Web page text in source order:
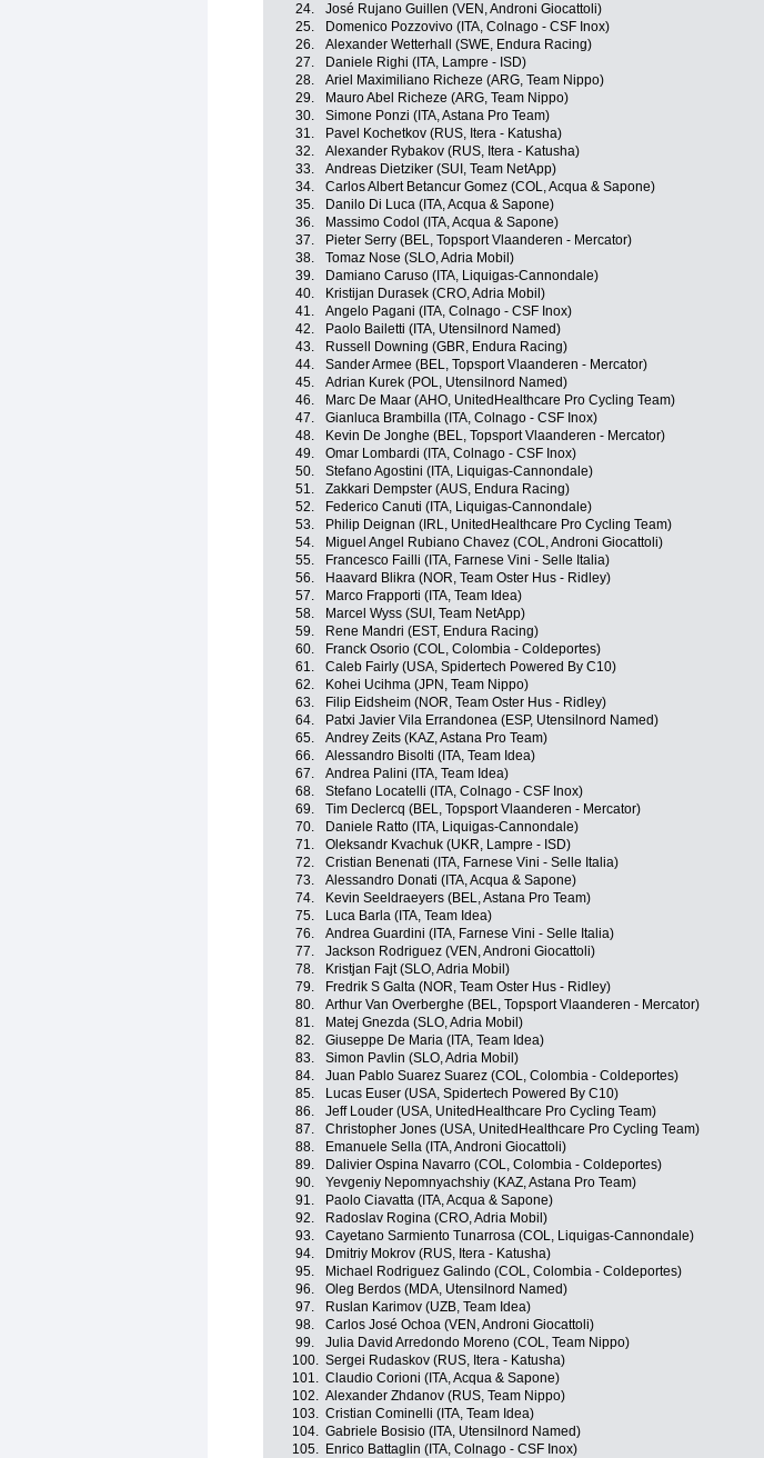
24.
José Rujano Guillen (VEN, Androni Giocattoli)
25.
Domenico Pozzovivo (ITA, Colnago - CSF Inox)
26.
Alexander Wetterhall (SWE, Endura Racing)
27.
Daniele Righi (ITA, Lampre - ISD)
28.
Ariel Maximiliano Richeze (ARG, Team Nippo)
29.
Mauro Abel Richeze (ARG, Team Nippo)
30.
Simone Ponzi (ITA, Astana Pro Team)
31.
Pavel Kochetkov (RUS, Itera - Katusha)
32.
Alexander Rybakov (RUS, Itera - Katusha)
33.
Andreas Dietziker (SUI, Team NetApp)
34.
Carlos Albert Betancur Gomez (COL, Acqua & Sapone)
35.
Danilo Di Luca (ITA, Acqua & Sapone)
36.
Massimo Codol (ITA, Acqua & Sapone)
37.
Pieter Serry (BEL, Topsport Vlaanderen - Mercator)
38.
Tomaz Nose (SLO, Adria Mobil)
39.
Damiano Caruso (ITA, Liquigas-Cannondale)
40.
Kristijan Durasek (CRO, Adria Mobil)
41.
Angelo Pagani (ITA, Colnago - CSF Inox)
42.
Paolo Bailetti (ITA, Utensilnord Named)
43.
Russell Downing (GBR, Endura Racing)
44.
Sander Armee (BEL, Topsport Vlaanderen - Mercator)
45.
Adrian Kurek (POL, Utensilnord Named)
46.
Marc De Maar (AHO, UnitedHealthcare Pro Cycling Team)
47.
Gianluca Brambilla (ITA, Colnago - CSF Inox)
48.
Kevin De Jonghe (BEL, Topsport Vlaanderen - Mercator)
49.
Omar Lombardi (ITA, Colnago - CSF Inox)
50.
Stefano Agostini (ITA, Liquigas-Cannondale)
51.
Zakkari Dempster (AUS, Endura Racing)
52.
Federico Canuti (ITA, Liquigas-Cannondale)
53.
Philip Deignan (IRL, UnitedHealthcare Pro Cycling Team)
54.
Miguel Angel Rubiano Chavez (COL, Androni Giocattoli)
55.
Francesco Failli (ITA, Farnese Vini - Selle Italia)
56.
Haavard Blikra (NOR, Team Oster Hus - Ridley)
57.
Marco Frapporti (ITA, Team Idea)
58.
Marcel Wyss (SUI, Team NetApp)
59.
Rene Mandri (EST, Endura Racing)
60.
Franck Osorio (COL, Colombia - Coldeportes)
61.
Caleb Fairly (USA, Spidertech Powered By C10)
62.
Kohei Ucihma (JPN, Team Nippo)
63.
Filip Eidsheim (NOR, Team Oster Hus - Ridley)
64.
Patxi Javier Vila Errandonea (ESP, Utensilnord Named)
65.
Andrey Zeits (KAZ, Astana Pro Team)
66.
Alessandro Bisolti (ITA, Team Idea)
67.
Andrea Palini (ITA, Team Idea)
68.
Stefano Locatelli (ITA, Colnago - CSF Inox)
69.
Tim Declercq (BEL, Topsport Vlaanderen - Mercator)
70.
Daniele Ratto (ITA, Liquigas-Cannondale)
71.
Oleksandr Kvachuk (UKR, Lampre - ISD)
72.
Cristian Benenati (ITA, Farnese Vini - Selle Italia)
73.
Alessandro Donati (ITA, Acqua & Sapone)
74.
Kevin Seeldraeyers (BEL, Astana Pro Team)
75.
Luca Barla (ITA, Team Idea)
76.
Andrea Guardini (ITA, Farnese Vini - Selle Italia)
77.
Jackson Rodriguez (VEN, Androni Giocattoli)
78.
Kristjan Fajt (SLO, Adria Mobil)
79.
Fredrik S Galta (NOR, Team Oster Hus - Ridley)
80.
Arthur Van Overberghe (BEL, Topsport Vlaanderen - Mercator)
81.
Matej Gnezda (SLO, Adria Mobil)
82.
Giuseppe De Maria (ITA, Team Idea)
83.
Simon Pavlin (SLO, Adria Mobil)
84.
Juan Pablo Suarez Suarez (COL, Colombia - Coldeportes)
85.
Lucas Euser (USA, Spidertech Powered By C10)
86.
Jeff Louder (USA, UnitedHealthcare Pro Cycling Team)
87.
Christopher Jones (USA, UnitedHealthcare Pro Cycling Team)
88.
Emanuele Sella (ITA, Androni Giocattoli)
89.
Dalivier Ospina Navarro (COL, Colombia - Coldeportes)
90.
Yevgeniy Nepomnyachshiy (KAZ, Astana Pro Team)
91.
Paolo Ciavatta (ITA, Acqua & Sapone)
92.
Radoslav Rogina (CRO, Adria Mobil)
93.
Cayetano Sarmiento Tunarrosa (COL, Liquigas-Cannondale)
94.
Dmitriy Mokrov (RUS, Itera - Katusha)
95.
Michael Rodriguez Galindo (COL, Colombia - Coldeportes)
96.
Oleg Berdos (MDA, Utensilnord Named)
97.
Ruslan Karimov (UZB, Team Idea)
98.
Carlos José Ochoa (VEN, Androni Giocattoli)
99.
Julia David Arredondo Moreno (COL, Team Nippo)
100. Sergei Rudaskov (RUS, Itera - Katusha)
101. Claudio Corioni (ITA, Acqua & Sapone)
102. Alexander Zhdanov (RUS, Team Nippo)
103. Cristian Cominelli (ITA, Team Idea)
104. Gabriele Bosisio (ITA, Utensilnord Named)
105.
Enrico Battaglin (ITA, Colnago - CSF Inox)